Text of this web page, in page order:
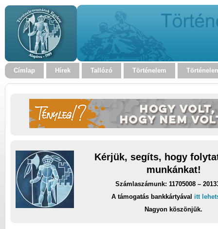
Címlap Hírek Tallózó Történelem
Kérjük, segíts, hogy
munkánkat!
Számlaszámunk: 11705008 –
A támogatás bankkártyával itt
Nagyon köszönjük.